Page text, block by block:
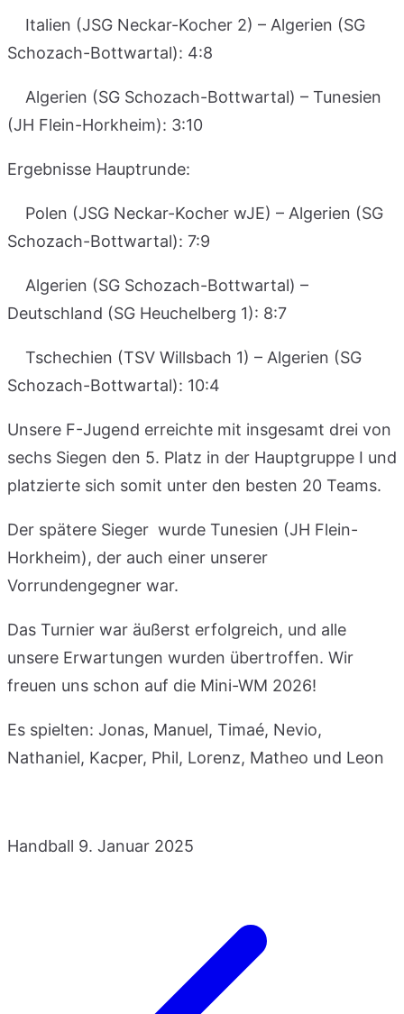
Italien (JSG Neckar-Kocher 2) – Algerien (SG
Schozach-Bottwartal): 4:8
Algerien (SG Schozach-Bottwartal) – Tunesien
(JH Flein-Horkheim): 3:10
Ergebnisse Hauptrunde:
Polen (JSG Neckar-Kocher wJE) – Algerien (SG
Schozach-Bottwartal): 7:9
Algerien (SG Schozach-Bottwartal) –
Deutschland (SG Heuchelberg 1): 8:7
Tschechien (TSV Willsbach 1) – Algerien (SG
Schozach-Bottwartal): 10:4
Unsere F-Jugend erreichte mit insgesamt drei von
sechs Siegen den 5. Platz in der Hauptgruppe I und
platzierte sich somit unter den besten 20 Teams.
Der spätere Sieger wurde Tunesien (JH Flein-
Horkheim), der auch einer unserer
Vorrundengegner war.
Das Turnier war äußerst erfolgreich, und alle
unsere Erwartungen wurden übertroffen. Wir
freuen uns schon auf die Mini-WM 2026!
Es spielten: Jonas, Manuel, Timaé, Nevio,
Nathaniel, Kacper, Phil, Lorenz, Matheo und Leon
Handball 9. Januar 2025